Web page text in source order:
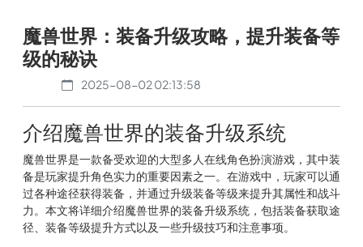
魔兽世界：装备升级攻略，提升装备等
级的秘诀
2025-08-02 02:13:58
介绍魔兽世界的装备升级系统
魔兽世界是一款备受欢迎的大型多人在线角色扮演游戏，其中装
备是玩家提升角色实力的重要因素之一。在游戏中，玩家可以通
过各种途径获得装备，并通过升级装备等级来提升其属性和战斗
力。本文将详细介绍魔兽世界的装备升级系统，包括装备获取途
径、装备等级提升方式以及一些升级技巧和注意事项。